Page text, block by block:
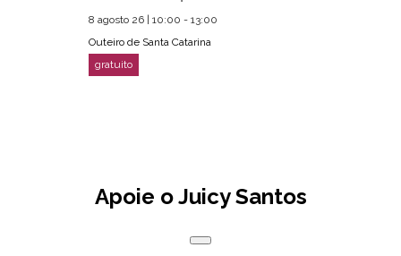
8 agosto 26 | 10:00 - 13:00
Outeiro de Santa Catarina
Apoie o Juicy Santos